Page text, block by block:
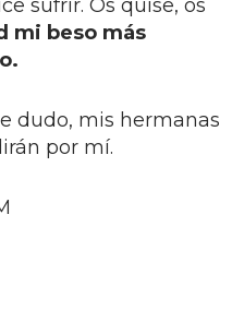
sufrir. Os quise, os
mi beso más
dudo, mis hermanas
por mí.